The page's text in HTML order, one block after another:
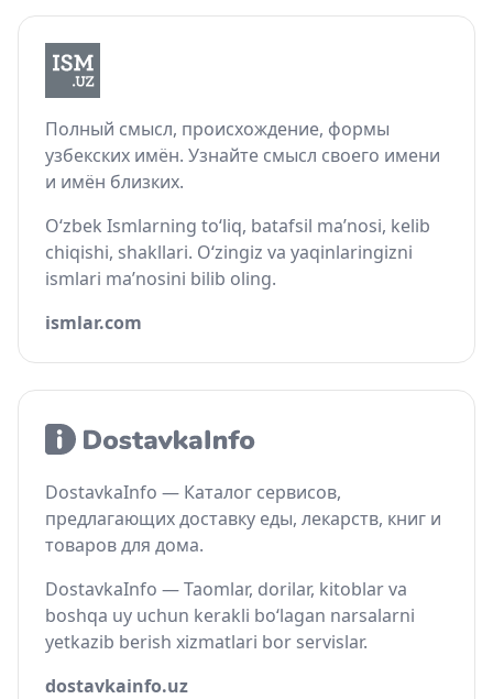
Полный смысл, происхождение, формы
узбекских имён. Узнайте смысл своего имени
и имён близких.
O‘zbek Ismlarning to‘liq, batafsil ma’nosi, kelib
chiqishi, shakllari. O‘zingiz va yaqinlaringizni
ismlari ma’nosini bilib oling.
ismlar.com
DostavkaInfo — Каталог сервисов,
предлагающих доставку еды, лекарств, книг и
товаров для дома.
DostavkaInfo — Taomlar, dorilar, kitoblar va
boshqa uy uchun kerakli bo‘lagan narsalarni
yetkazib berish xizmatlari bor servislar.
dostavkainfo.uz